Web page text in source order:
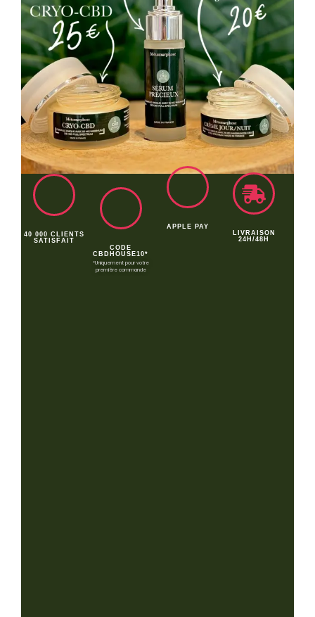
40 000 CLIENTS
SATISFAIT
CODE
CBDHOUSE10*
*Uniquement pour votre
première commande
APPLE PAY
LIVRAISON
24H/48H